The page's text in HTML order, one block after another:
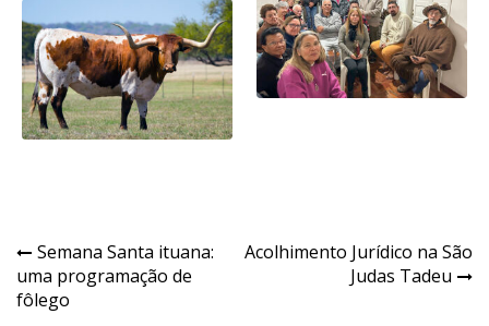
Navegação
de
Semana Santa ituana:
uma programação de
fôlego
Acolhimento Jurídico na São
Judas Tadeu